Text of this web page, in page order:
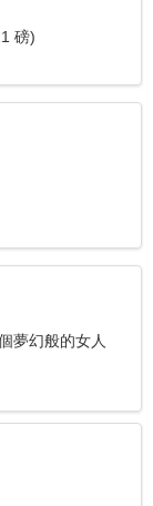
磅)
夢幻般的女人